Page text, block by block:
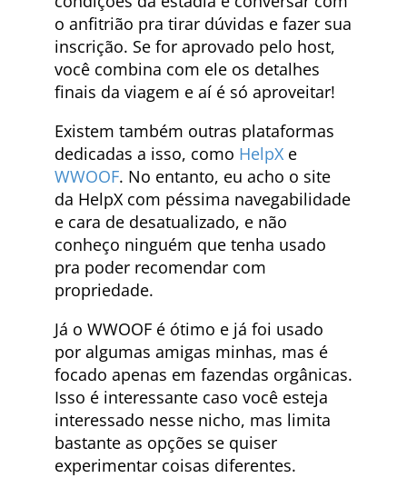
o anfitrião pra tirar dúvidas e fazer sua
inscrição. Se for aprovado pelo host,
você combina com ele os detalhes
finais da viagem e aí é só aproveitar!
Existem também outras plataformas
dedicadas a isso, como HelpX e
WWOOF. No entanto, eu acho o site
da HelpX com péssima navegabilidade
e cara de desatualizado, e não
conheço ninguém que tenha usado
pra poder recomendar com
propriedade.
Já o WWOOF é ótimo e já foi usado
por algumas amigas minhas, mas é
focado apenas em fazendas orgânicas.
Isso é interessante caso você esteja
interessado nesse nicho, mas limita
bastante as opções se quiser
experimentar coisas diferentes.